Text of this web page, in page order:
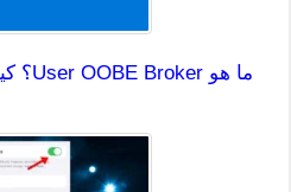
ما هو User OOBE Broker؟ كيفية تعطيله